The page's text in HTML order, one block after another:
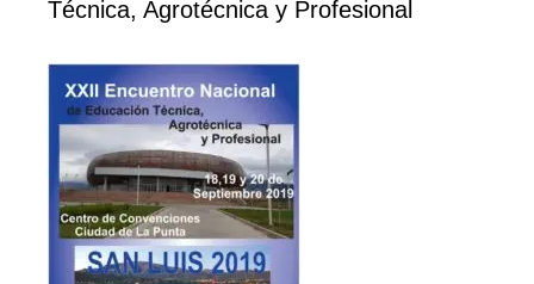
Técnica, Agrotécnica y Profesional